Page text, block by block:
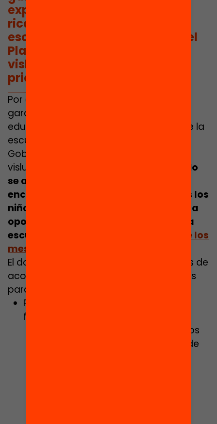
experiencias educativamente
ricas dentro y fuera de la
escuela. Una apuesta que, en el
Plan de Gobierno, no se
vislumbra como un ámbito
prioritario.
Por ello, hay que impulsar políticas que
garanticen el acceso a experiencias
educativamente ricas dentro y fuera de la
escuela. Una apuesta que, en el Plan de
Gobierno, tiene poco peso y no se
vislumbra como un ámbito prioritario.
No
se alude a políticas educativas
encaminadas a garantizar que todos los
niños, niñas y jóvenes tengan acceso a
oportunidades educativas fuera de la
escuela y
durante el parón escolar de los
meses de verano.
El documento sí que establece medidas de
acompañamiento y apoyo a las familias
para empoderarlas:
Potenciar la participación de las
familias en el sistema educativo:
Diseño de herramientas y recursos
para promover la participación de